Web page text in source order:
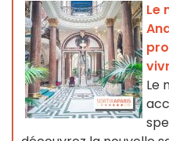
Le
Le